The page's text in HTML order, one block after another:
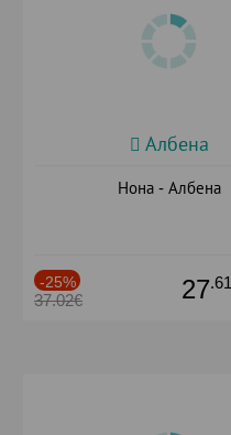
Албена
Нона - Албена
-25%
37.02€ 27.61